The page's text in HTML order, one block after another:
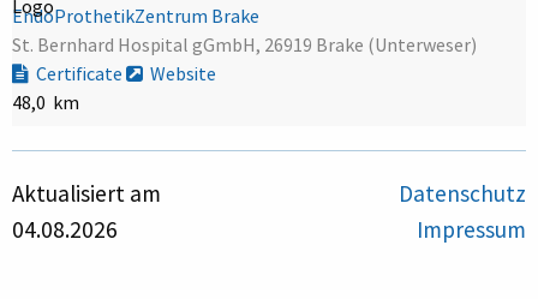
EndoProthetikZentrum Brake
St. Bernhard Hospital gGmbH, 26919 Brake (Unterweser)
Certificate
Website
48,0 km
Aktualisiert am
04.08.2026
Datenschutz
Impressum